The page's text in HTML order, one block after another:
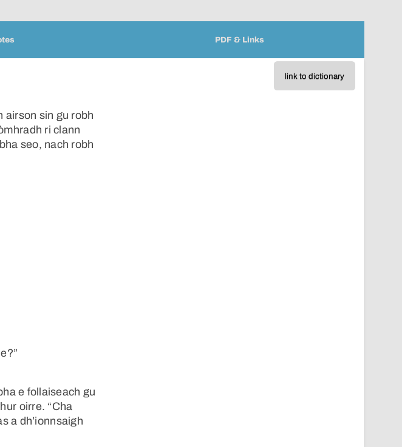
PDF & Links
link to dictionary
airson sin gu robh
ri clann
seo, nach robh
e follaiseach gu
oirre. “Cha
a dh’ionnsaigh